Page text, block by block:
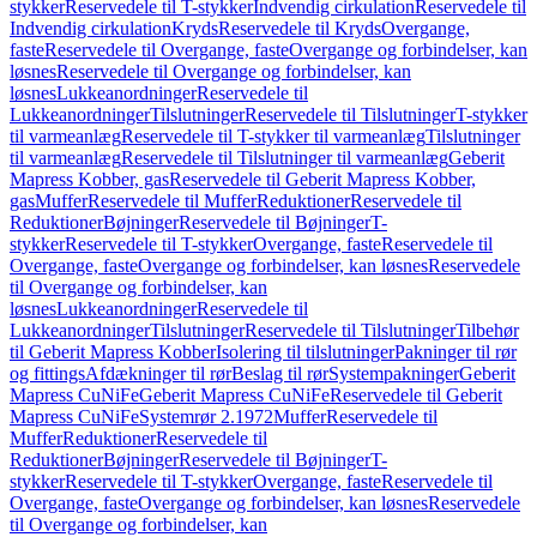
stykkerReservedele til T-stykkerIndvendig cirkulationReservedele til
Indvendig cirkulationKrydsReservedele til KrydsOvergange,
fasteReservedele til Overgange, fasteOvergange og forbindelser, kan
løsnesReservedele til Overgange og forbindelser, kan
løsnesLukkeanordningerReservedele til
LukkeanordningerTilslutningerReservedele til TilslutningerT-stykker
til varmeanlægReservedele til T-stykker til varmeanlægTilslutninger
til varmeanlægReservedele til Tilslutninger til varmeanlægGeberit
Mapress Kobber, gasReservedele til Geberit Mapress Kobber,
gasMufferReservedele til MufferReduktionerReservedele til
ReduktionerBøjningerReservedele til BøjningerT-
stykkerReservedele til T-stykkerOvergange, fasteReservedele til
Overgange, fasteOvergange og forbindelser, kan løsnesReservedele
til Overgange og forbindelser, kan
løsnesLukkeanordningerReservedele til
LukkeanordningerTilslutningerReservedele til TilslutningerTilbehør
til Geberit Mapress KobberIsolering til tilslutningerPakninger til rør
og fittingsAfdækninger til rørBeslag til rørSystempakningerGeberit
Mapress CuNiFeGeberit Mapress CuNiFeReservedele til Geberit
Mapress CuNiFeSystemrør 2.1972MufferReservedele til
MufferReduktionerReservedele til
ReduktionerBøjningerReservedele til BøjningerT-
stykkerReservedele til T-stykkerOvergange, fasteReservedele til
Overgange, fasteOvergange og forbindelser, kan løsnesReservedele
til Overgange og forbindelser, kan